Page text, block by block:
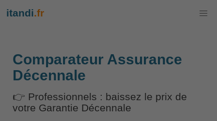
itandi.fr
Comparateur Assurance
Décennale
👉 Professionnels : baissez le prix de
votre Garantie Décennale